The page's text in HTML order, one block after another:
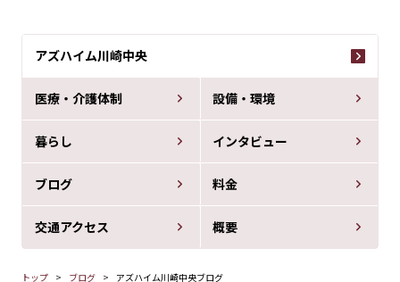
アズハイム川崎中央
医療・介護体制 設備・環境
暮らし インタビュー
ブログ 料金
交通アクセス 概要
トップ ブログ アズハイム川崎中央ブログ